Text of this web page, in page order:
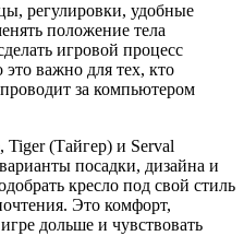
регулировки, удобные
положение тела
игровой процесс
важно для тех, кто
за компьютером
(Тайгер) и Serval
посадки, дизайна и
кресло под свой стиль
Это комфорт,
дольше и чувствовать